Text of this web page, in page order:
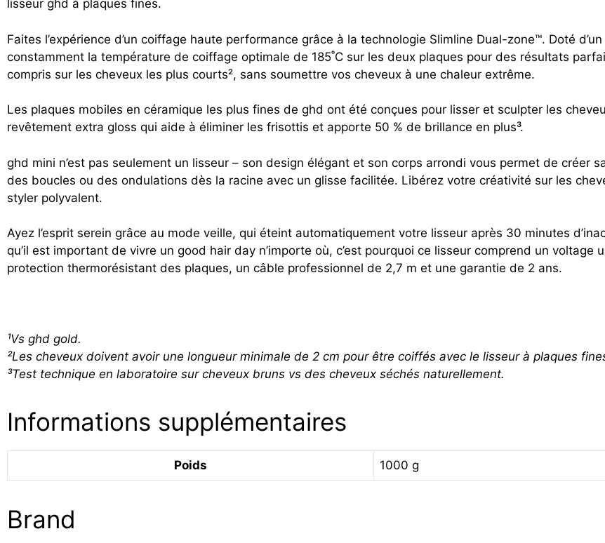
lisseur ghd à plaques fines.
Faites l’expérience d’un coiffage haute performance grâce à la technologie Slimline Dual-zone™. Doté
constamment la température de coiffage optimale de 185˚C sur les deux plaques pour des résultats
compris sur les cheveux les plus courts², sans soumettre vos cheveux à une chaleur extrême.
Les plaques mobiles en céramique les plus fines de ghd ont été conçues pour lisser et sculpter les
revêtement extra gloss qui aide à éliminer les frisottis et apporte 50 % de brillance en plus³.
ghd mini n’est pas seulement un lisseur – son design élégant et son corps arrondi vous permet de créer
des boucles ou des ondulations dès la racine avec un glisse facilitée. Libérez votre créativité sur les
styler polyvalent.
Ayez l’esprit serein grâce au mode veille, qui éteint automatiquement votre lisseur après 30 minutes
qu’il est important de vivre un good hair day n’importe où, c’est pourquoi ce lisseur comprend un voltage
protection thermorésistant des plaques, un câble professionnel de 2,7 m et une garantie de 2 ans.
¹Vs ghd gold.
²Les cheveux doivent avoir une longueur minimale de 2 cm pour être coiffés avec le lisseur à plaques
³Test technique en laboratoire sur cheveux bruns vs des cheveux séchés naturellement.
Informations supplémentaires
Poids 1000 g
Brand